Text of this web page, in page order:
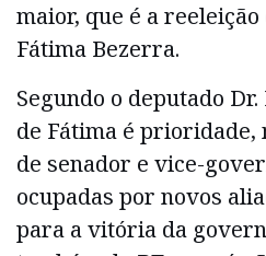
maior, que é a
Fátima Bezerra.
Segundo o deputado
de Fátima é prioridade,
de senador e vice-
ocupadas por novos
para a vitória da